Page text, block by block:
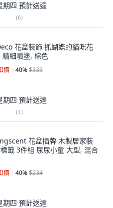
期四 預計送達
(6)
花盆裝飾 抓蝴蝶的貓咪花
精細噴塗, 棕色
價 40%$335
期四 預計送達
(1)
花盆插牌 木製居家裝
籤 3件組 尿尿小童 大型, 混合
價 40%$234
期四 預計送達